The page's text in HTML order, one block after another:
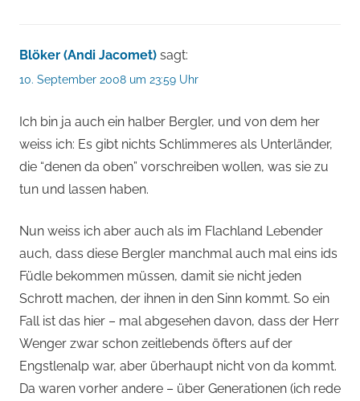
Blöker (Andi Jacomet) sagt:
10. September 2008 um 23:59 Uhr
Ich bin ja auch ein halber Bergler, und von dem her
weiss ich: Es gibt nichts Schlimmeres als Unterländer,
die “denen da oben” vorschreiben wollen, was sie zu
tun und lassen haben.
Nun weiss ich aber auch als im Flachland Lebender
auch, dass diese Bergler manchmal auch mal eins ids
Füdle bekommen müssen, damit sie nicht jeden
Schrott machen, der ihnen in den Sinn kommt. So ein
Fall ist das hier – mal abgesehen davon, dass der Herr
Wenger zwar schon zeitlebends öfters auf der
Engstlenalp war, aber überhaupt nicht von da kommt.
Da waren vorher andere – über Generationen (ich rede